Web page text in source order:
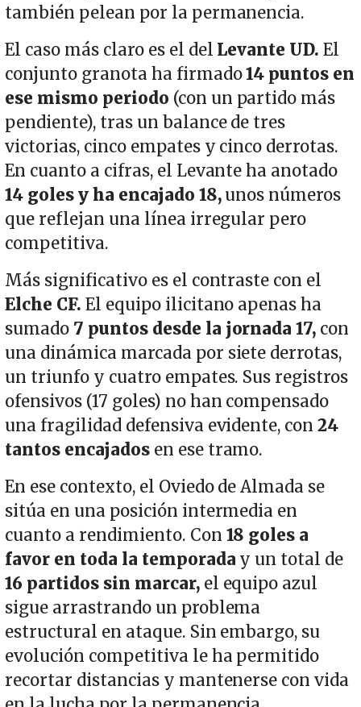
también pelean por la permanencia.
El caso más claro es el del Levante UD. El
conjunto granota ha firmado14 puntos en
ese mismo periodo (con un partido más
pendiente), tras un balance de tres
victorias, cinco empates y cinco derrotas.
En cuanto a cifras, el Levante ha anotado
14 goles y ha encajado 18,unos números
que reflejan una línea irregular pero
competitiva.
Más significativo es el contraste con el
Elche CF. El equipo ilicitano apenas ha
sumado 7 puntos desde la jornada 17, con
una dinámica marcada por siete derrotas,
un triunfo y cuatro empates. Sus registros
ofensivos (17 goles) no han compensado
una fragilidad defensiva evidente, con24
tantos encajadosen ese tramo.
En ese contexto, el Oviedo de Almada se
sitúa en una posición intermedia en
cuanto a rendimiento. Con 18 goles a
favor en toda la temporada y un total de
16 partidos sin marcar,el equipo azul
sigue arrastrando un problema
estructural en ataque. Sin embargo, su
evolución competitiva le ha permitido
recortar distancias y mantenerse con vida